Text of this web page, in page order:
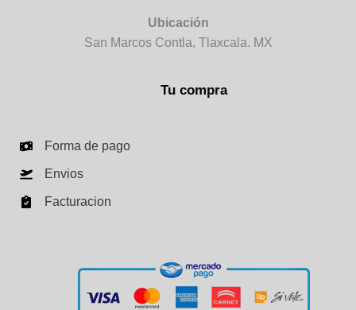
Ubicación
San Marcos Contla, Tlaxcala. MX
Tu compra
Forma de pago
Envios
Facturacion